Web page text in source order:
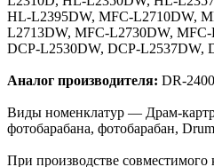
HL-L2395DW, MFC-L2710DW,
L2713DW, MFC-L2730DW,
DCP-L2530DW, DCP-L2537DW,
Аналог производителя: DR-
Виды номенклатур — Драм-
фотобарабана, фотобарабан,
При производстве